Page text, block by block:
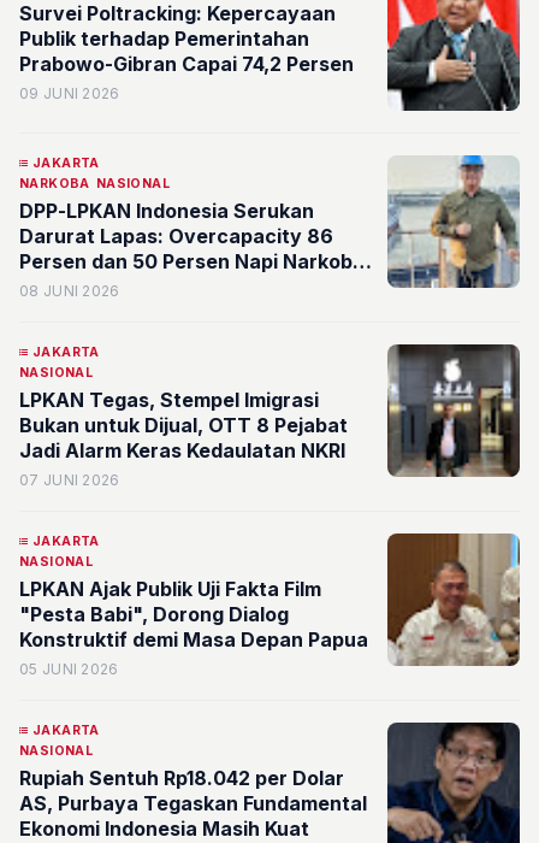
Survei Poltracking: Kepercayaan
Publik terhadap Pemerintahan
Prabowo-Gibran Capai 74,2 Persen
09 JUNI 2026
JAKARTA
NARKOBA
NASIONAL
DPP-LPKAN Indonesia Serukan
Darurat Lapas: Overcapacity 86
Persen dan 50 Persen Napi Narkoba,
Jadi Bom Waktu Generasi Muda
08 JUNI 2026
JAKARTA
NASIONAL
LPKAN Tegas, Stempel Imigrasi
Bukan untuk Dijual, OTT 8 Pejabat
Jadi Alarm Keras Kedaulatan NKRI
07 JUNI 2026
JAKARTA
NASIONAL
LPKAN Ajak Publik Uji Fakta Film
"Pesta Babi", Dorong Dialog
Konstruktif demi Masa Depan Papua
05 JUNI 2026
JAKARTA
NASIONAL
Rupiah Sentuh Rp18.042 per Dolar
AS, Purbaya Tegaskan Fundamental
Ekonomi Indonesia Masih Kuat